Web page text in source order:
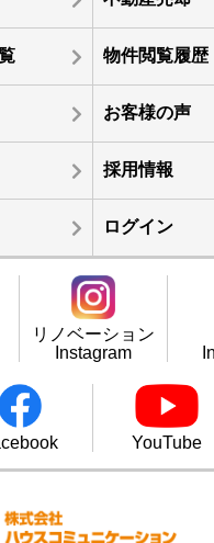
物件閲覧履歴
お客様の声
採用情報
ログイン
リノベーション
Instagram
YouTube